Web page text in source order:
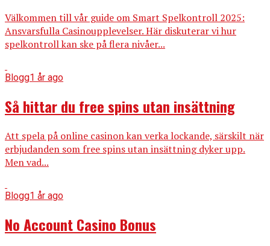
Välkommen till vår guide om Smart Spelkontroll 2025:
Ansvarsfulla Casinoupplevelser. Här diskuterar vi hur
spelkontroll kan ske på flera nivåer...
Blogg1 år ago
Så hittar du free spins utan insättning
Att spela på online casinon kan verka lockande, särskilt när
erbjudanden som free spins utan insättning dyker upp.
Men vad...
Blogg1 år ago
No Account Casino Bonus